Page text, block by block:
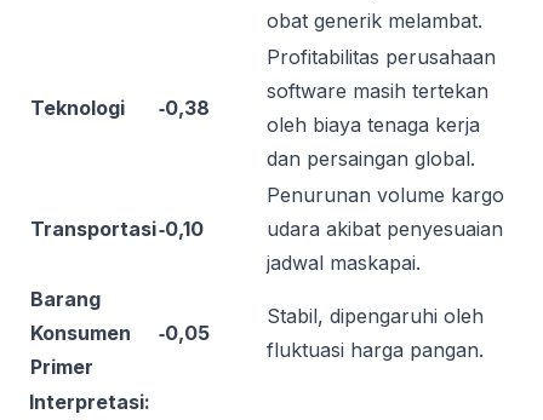
obat generik melambat.
Teknologi ‑0,38
Profitabilitas perusahaan
software masih tertekan
oleh biaya tenaga kerja
dan persaingan global.
Transportasi‑0,10
Penurunan volume kargo
udara akibat penyesuaian
jadwal maskapai.
Barang
Konsumen
Primer
‑0,05
Stabil, dipengaruhi oleh
fluktuasi harga pangan.
Interpretasi: